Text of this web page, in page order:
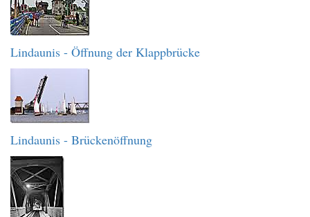
Lindaunis - Öffnung der Klappbrücke
Lindaunis - Brückenöffnung